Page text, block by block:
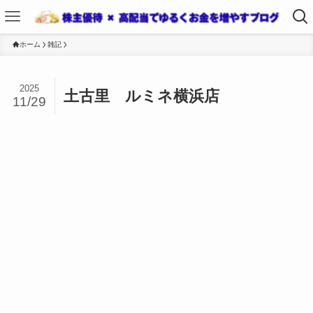
ホーム 雑記
土古里 ルミネ横浜店
2025
11/29